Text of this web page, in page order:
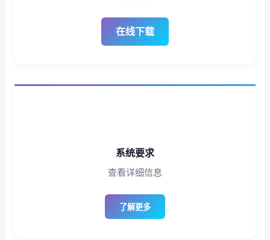
在线下载
系统要求
查看详细信息
了解更多